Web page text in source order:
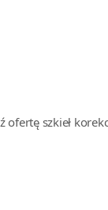
szkieł